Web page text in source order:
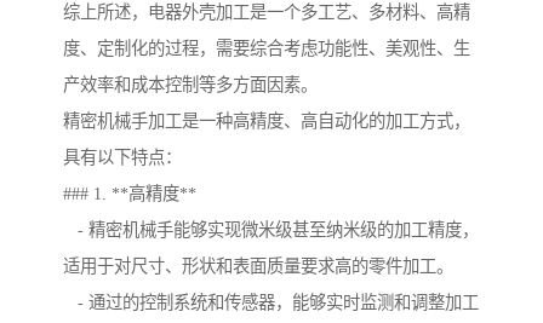
综上所述，电器外壳加工是一个多工艺、多材料、高精
度、定制化的过程，需要综合考虑功能性、美观性、生
产效率和成本控制等多方面因素。
精密机械手加工是一种高精度、高自动化的加工方式，
具有以下特点：
### 1. **高精度**
- 精密机械手能够实现微米级甚至纳米级的加工精度，
适用于对尺寸、形状和表面质量要求高的零件加工。
- 通过的控制系统和传感器，能够实时监测和调整加工